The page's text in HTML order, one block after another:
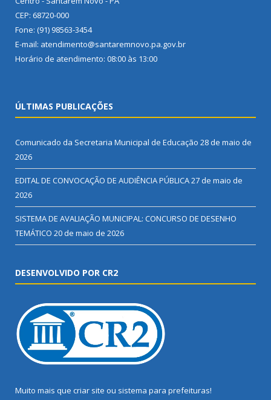
CEP: 68720-000
Fone: (91) 98563-3454
E-mail: atendimento@santaremnovo.pa.gov.br
Horário de atendimento: 08:00 às 13:00
ÚLTIMAS PUBLICAÇÕES
Comunicado da Secretaria Municipal de Educação 28 de maio de
2026
EDITAL DE CONVOCAÇÃO DE AUDIÊNCIA PÚBLICA27 de maio de
2026
SISTEMA DE AVALIAÇÃO MUNICIPAL: CONCURSO DE DESENHO
TEMÁTICO 20 de maio de 2026
DESENVOLVIDO POR CR2
Muito mais que criar site ou sistema para prefeituras!